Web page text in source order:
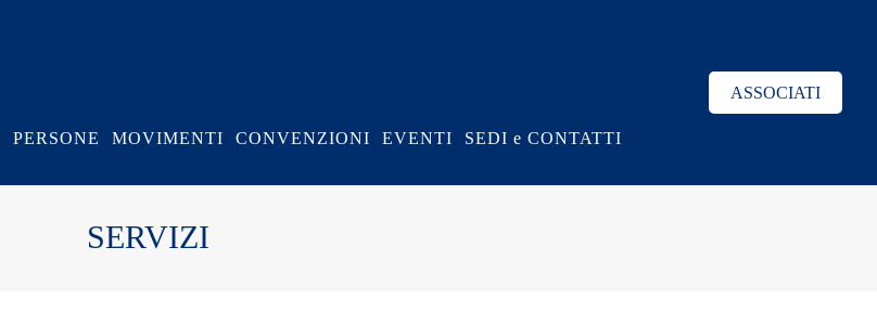
PERSONE MOVIMENTI CONVENZIONI EVENTI SEDI e CONTATTI
ASSOCIATI
SERVIZI